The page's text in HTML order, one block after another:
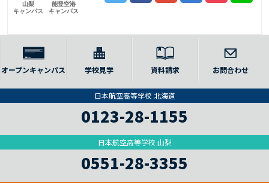
山梨
キャンパス
能登空港
キャンパス
オープンキャンパス 学校見学 資料請求 お問合わせ
日本航空高等学校 北海道
0123-28-1155
日本航空高等学校 山梨
0551-28-3355